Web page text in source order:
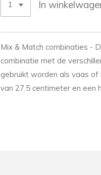
In
Mix & Match combinaties -
combinatie met de
gebruikt worden als vaas
van 27.5 centimeter en een